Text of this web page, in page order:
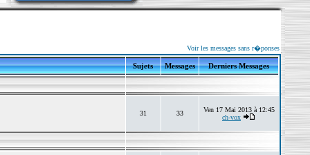
Voir les messages sans r�ponses
Sujets Messages Derniers Messages
31 33
Ven 17 Mai 2013 à 12:45
ch-vox